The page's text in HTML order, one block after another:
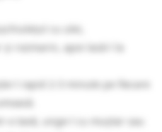
cu ulei,
rozmarin, apoi lasă-l la
l rapid 2-3 minute pe fiecare
o tavă, unge-l cu muștar sau